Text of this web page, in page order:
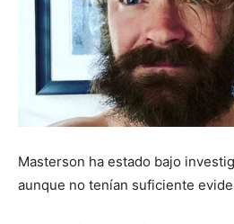
Masterson ha estado bajo
aunque no tenían suficiente